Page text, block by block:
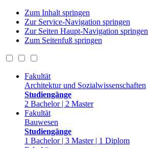
Zum Inhalt springen
Zur Service-Navigation springen
Zur Seiten Haupt-Navigation springen
Zum Seitenfuß springen
Fakultät
Architektur und Sozialwissenschaften
Studiengänge
2 Bachelor | 2 Master
Fakultät
Bauwesen
Studiengänge
1 Bachelor | 3 Master | 1 Diplom